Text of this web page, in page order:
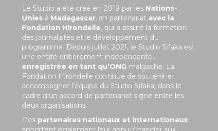
Le Studio a été créé en 2019 par les Nations-
Unies à Madagascar, en partenariat avec la
Fondation Hirondelle, qui a assuré la formation
des journalistes et le développement du
programme. Depuis juillet 2021, le Studio Sifaka est
une entité entièrement indépendante,
enregistrée en tant qu’ONG malgache. La
Fondation Hirondelle continue de soutenir et
accompagner l’équipe du Studio Sifaka, dans le
cadre d’un accord de partenariat signé entre les
deux organisations.
Des partenaires nationaux et internationaux